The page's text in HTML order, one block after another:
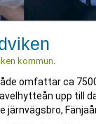
kommun.
omfattar ca
upp till
järnvägsbro,